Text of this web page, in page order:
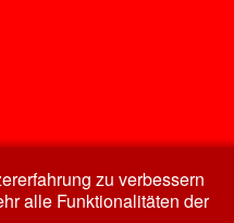
zu verbessern
alle Funktionalitäten der